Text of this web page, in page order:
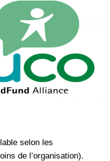
selon les
de l’organisation).